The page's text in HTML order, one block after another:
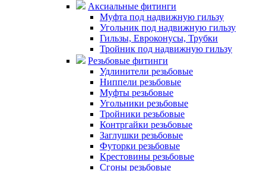
Аксиальные фитинги
Муфта под надвижную гильзу
Угольник под надвижную гильзу
Гильзы, Евроконусы, Трубки
Тройник под надвижную гильзу
Резьбовые фитинги
Удлинители резьбовые
Ниппели резьбовые
Муфты резьбовые
Угольники резьбовые
Тройники резьбовые
Контргайки резьбовые
Заглушки резьбовые
Футорки резьбовые
Крестовины резьбовые
Сгоны резьбовые